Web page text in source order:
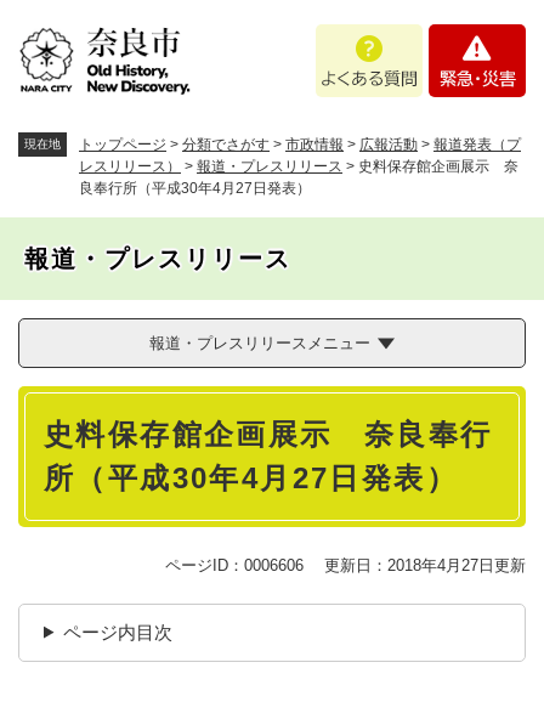
。
あ
問
・
現在地 トップページ > 分類でさがす > 市政情報 > 広報活動 > 報道発表（プ
レスリリース）
> 報道・プレスリリース > 史料保存館企画展示 奈
良奉行所（平成30年4月27日発表）
報道・プレスリリース
報道・プレスリリースメニュー
本
史料保存館企画展示 奈良奉行
所（平成30年4月27日発表）
ページID：0006606 更新日：2018年4月27日更新
ページ内目次